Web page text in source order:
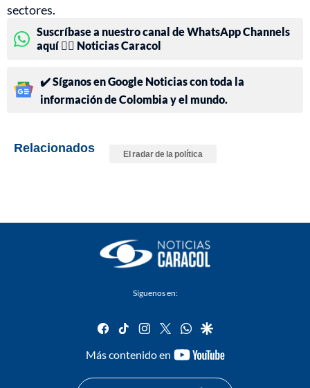
sectores.
Suscríbase a nuestro canal de WhatsApp Channels
aquí 👉🏻 Noticias Caracol
✔️ Síganos en Google Noticias con toda la
información de Colombia y el mundo.
Relacionados El radar de la política
Síguenos en:
facebook
tiktok instagram
twitterwhatsapp
google
Más contenido en
youtube-